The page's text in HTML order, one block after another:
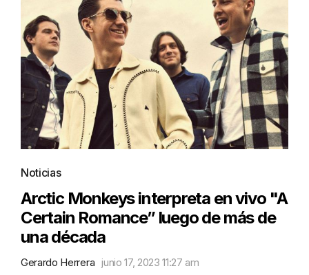
Noticias
Arctic Monkeys interpreta en vivo "A
Certain Romance” luego de más de
una década
Gerardo Herrera junio 17, 2023 11:27 am